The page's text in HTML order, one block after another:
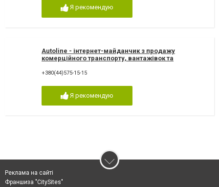
Я рекомендую
Autoline - інтернет-майданчик з продажу
комерційного транспорту, вантажівок та
+380(44)575-15-15
Я рекомендую
Реклама на сайті
Франшиза "CitySites"